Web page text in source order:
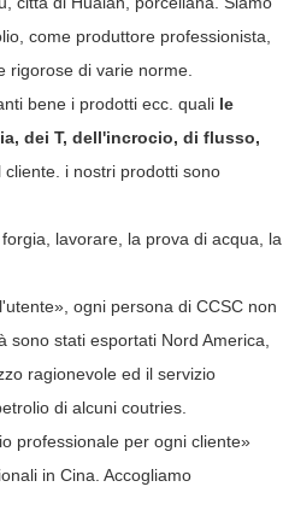
come produttore professionista,
rigorose di varie norme.
bene i prodotti ecc. quali le
dei T, dell'incrocio, di flusso,
cliente. i nostri prodotti sono
lavorare, la prova di acqua, la
ogni persona di CCSC non
sono stati esportati Nord America,
ragionevole ed il servizio
di alcuni coutries.
professionale per ogni cliente»
in Cina. Accogliamo